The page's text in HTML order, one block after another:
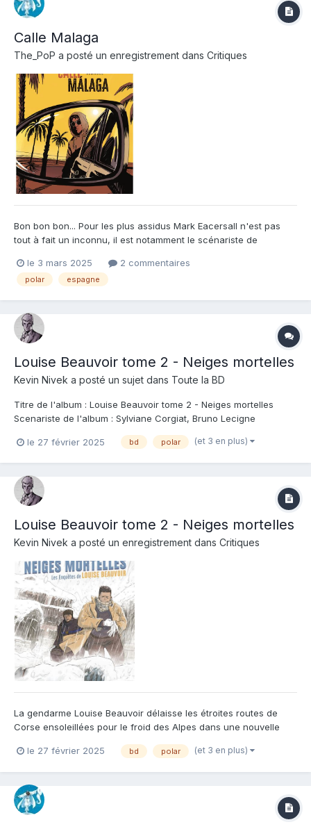
Calle Malaga
The_PoP a posté un enregistrement dans Critiques
Bon bon bon... Pour les plus assidus Mark Eacersall n'est pas
tout à fait un inconnu, il est notamment le scénariste de
êtes très fort, ou alors vous êtes l'un de ses élèves de
l'éducation nationale car ce Monsieur est un jeune prof de
le 3 mars 2025 2 commentaires
polar espagne
Louise Beauvoir tome 2 - Neiges mortelles
Kevin Nivek a posté un sujet dans Toute la BD
Titre de l'album : Louise Beauvoir tome 2 - Neiges mortelles
Scenariste de l'album : Sylviane Corgiat, Bruno Lecigne
Albanese Editeur de l'album : Les humanoides associés Note :
le 27 février 2025 bd polar (et 3 en plus)
Louise Beauvoir tome 2 - Neiges mortelles
Kevin Nivek a posté un enregistrement dans Critiques
La gendarme Louise Beauvoir délaisse les étroites routes de
Corse ensoleillées pour le froid des Alpes dans une nouvelle
13 ans durant lesquels elle a été "déclassée" ou mise au
le 27 février 2025 bd polar (et 3 en plus)